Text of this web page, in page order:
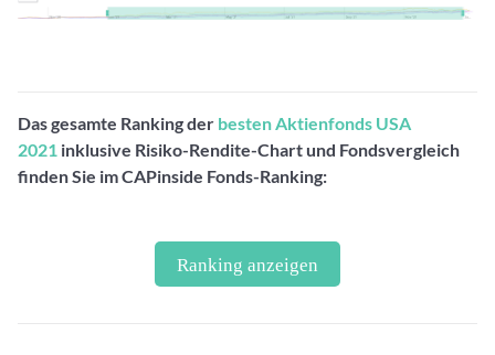
Das gesamte Ranking der besten Aktienfonds USA
2021 inklusive Risiko-Rendite-Chart und Fondsvergleich
finden Sie im CAPinside Fonds-Ranking:
Ranking anzeigen